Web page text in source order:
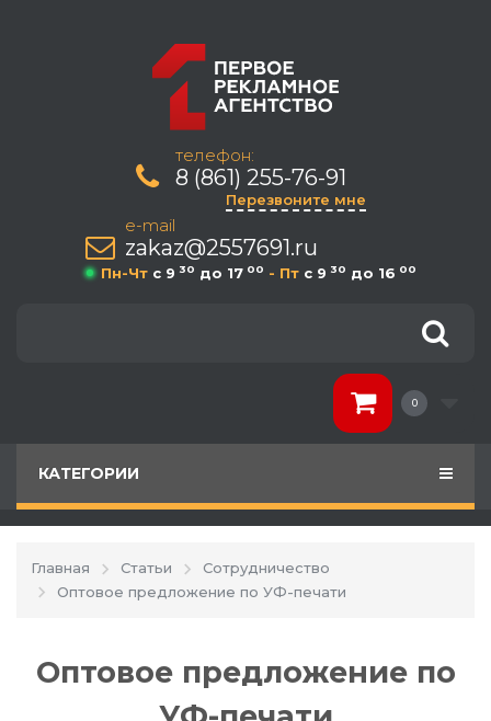
телефон:
8 (861) 255-76-91
Перезвоните мне
e-mail
zakaz@2557691.ru
Пн-Чт c 9 30 до 17 00 - Пт c 9 30 до 16 00
0
КАТЕГОРИИ
Главная Статьи
Сотрудничество
Оптовое предложение по УФ-печати
Оптовое предложение по